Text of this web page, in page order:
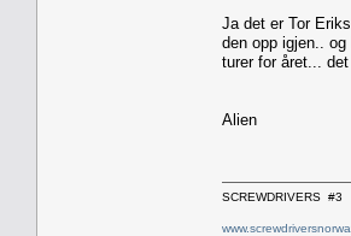
Ja det er Tor
den opp igjen..
turer for året...
Alien
SCREWDRIVERS #3